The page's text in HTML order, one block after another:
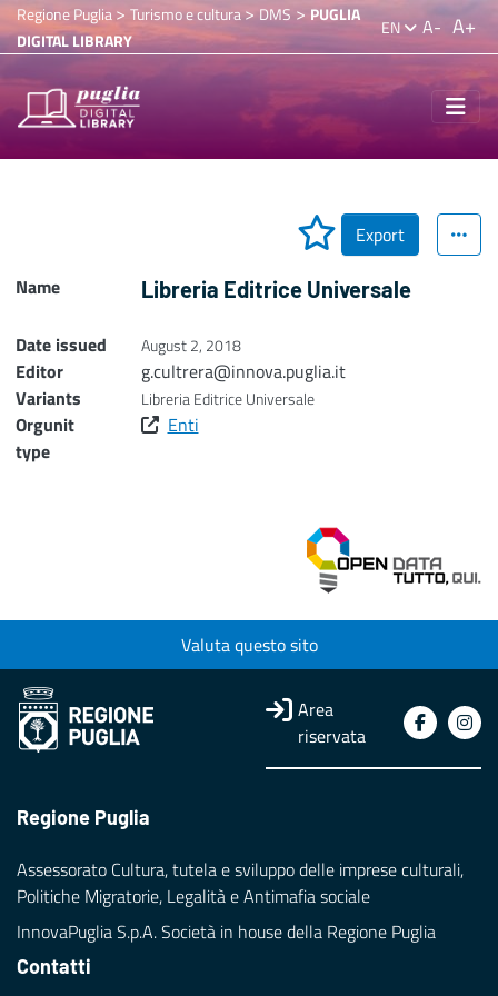
Regione Puglia> Turismo e cultura>DMS > PUGLIA
DIGITAL LIBRARY
EN A- A+
Export
Name
Libreria Editrice Universale
Date issued August 2, 2018
Editor
g.cultrera@innova.puglia.it
Variants
Libreria Editrice Universale
Orgunit
type
Enti
Valuta questo sito
Area
riservata
Regione Puglia
Assessorato Cultura, tutela e sviluppo delle imprese culturali,
Politiche Migratorie, Legalità e Antimafia sociale
InnovaPuglia S.p.A. Società in house della Regione Puglia
Contatti